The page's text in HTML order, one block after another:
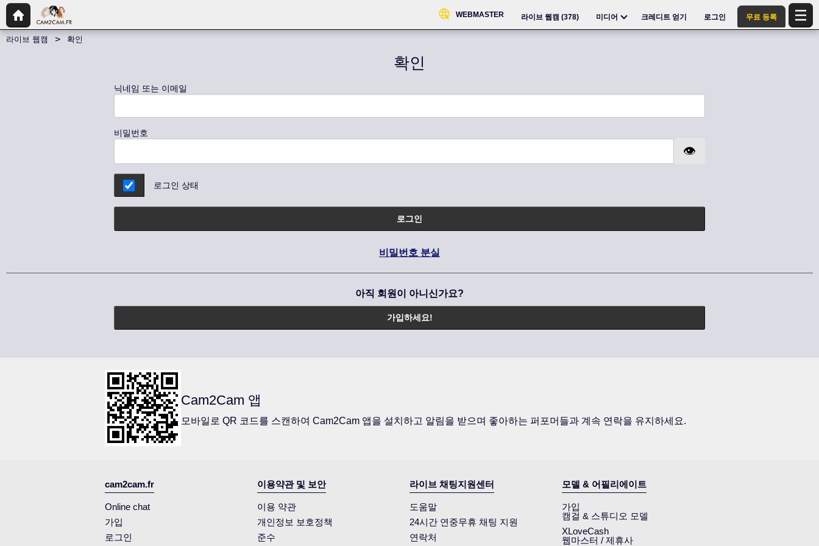
WEBMASTER 라이브 웹캠 (378) 미디어 크레디트 얻기 로그인 무료 등록
라이브 웹캠 확인
확인
닉네임 또는 이메일
비밀번호
로그인 상태
로그인
비밀번호 분실
아직 회원이 아니신가요?
가입하세요!
Cam2Cam 앱
모바일로 QR 코드를 스캔하여 Cam2Cam 앱을 설치하고 알림을 받으며 좋아하는 퍼포머들과 계속 연락을 유지하세요.
cam2cam.fr
Online chat
가입
로그인
이용약관 및 보안
이용 약관
개인정보 보호정책
준수
라이브 채팅지원센터
도움말
24시간 연중무휴 채팅 지원
연락처
모델 & 어필리에이트
가입
캠걸 & 스튜디오 모델
XLoveCash
웹마스터 / 제휴사